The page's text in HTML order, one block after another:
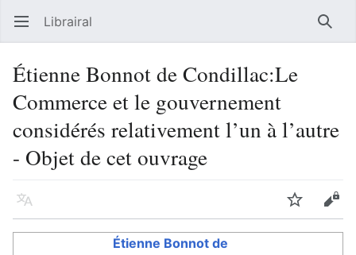
Ouvrir le menu principal Librairal
Étienne Bonnot de Condillac:Le
Commerce et le gouvernement
considérés relativement l’un à l’autre
- Objet de cet ouvrage
Langue Suivre
Étienne Bonnot de